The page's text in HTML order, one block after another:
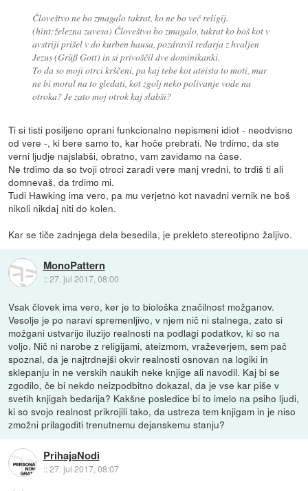
Človeštvo ne bo zmagalo takrat, ko ne bo več religij.
(hint:železna zavesa) Človeštvo bo zmagalo, takrat ko boš kot v
avstriji prišel v do kurben hausa, pozdravil redarja z hvaljen
Jezus (Grüß Gott) in si privoščil dve dominikanki.
To da so moji otrci krščeni, pa kaj tebe kot ateista to moti, mar
ne bi moral na to gledati, kot zgolj neko polivanje vode na
otroka? Je zato moj otrok kaj slabši?
Ti si tisti posiljeno oprani funkcionalno nepismeni idiot - neodvisno
od vere -, ki bere samo to, kar hoče prebrati. Ne trdimo, da ste
verni ljudje najslabši, obratno, vam zavidamo na čase.
Ne trdimo da so tvoji otroci zaradi vere manj vredni, to trdiš ti ali
domnevaš, da trdimo mi.
Tudi Hawking ima vero, pa mu verjetno kot navadni vernik ne boš
nikoli nikdaj niti do kolen.
Kar se tiče zadnjega dela besedila, je prekleto stereotipno žaljivo.
MonoPattern
::27. jul 2017, 08:00
Vsak človek ima vero, ker je to biološka značilnost možganov.
Vesolje je po naravi spremenljivo, v njem nič ni stalnega, zato si
možgani ustvarijo iluzijo realnosti na podlagi podatkov, ki so na
voljo. Nič ni narobe z religijami, ateizmom, vraževerjem, sem pač
spoznal, da je najtrdnejši okvir realnosti osnovan na logiki in
sklepanju in ne verskih naukih neke knjige ali navodil. Kaj bi se
zgodilo, če bi nekdo neizpodbitno dokazal, da je vse kar piše v
svetih knjigah bedarija? Kakšne posledice bi to imelo na psiho ljudi,
ki so svojo realnost prikrojili tako, da ustreza tem knjigam in je niso
zmožni prilagoditi trenutnemu dejanskemu stanju?
PrihajaNodi
::27. jul 2017, 08:07